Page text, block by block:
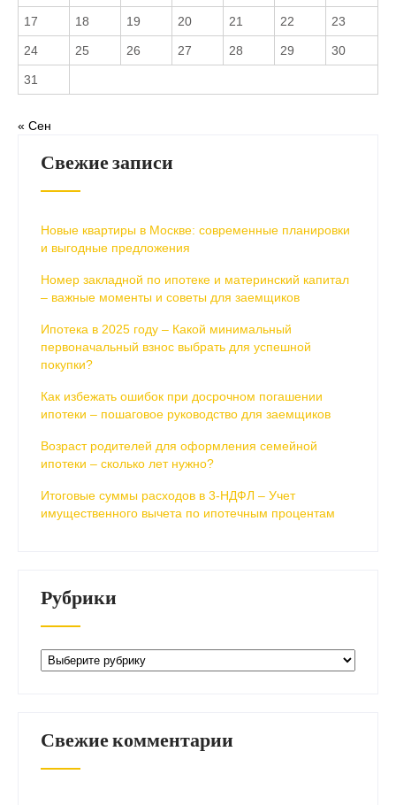
17 18 19 20 21 22 23
24 25 26 27 28 29 30
31
« Сен
Свежие записи
Новые квартиры в Москве: современные планировки
и выгодные предложения
Номер закладной по ипотеке и материнский капитал
– важные моменты и советы для заемщиков
Ипотека в 2025 году – Какой минимальный
первоначальный взнос выбрать для успешной
покупки?
Как избежать ошибок при досрочном погашении
ипотеки – пошаговое руководство для заемщиков
Возраст родителей для оформления семейной
ипотеки – сколько лет нужно?
Итоговые суммы расходов в 3-НДФЛ – Учет
имущественного вычета по ипотечным процентам
Рубрики
Рубрики
Свежие комментарии